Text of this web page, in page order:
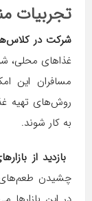
تجربیات
شرکت در
غذاهای محلی،
مسافران این
روش‌های تهیه
به کار شوند.
بازدید از
چشیدن طعم‌های